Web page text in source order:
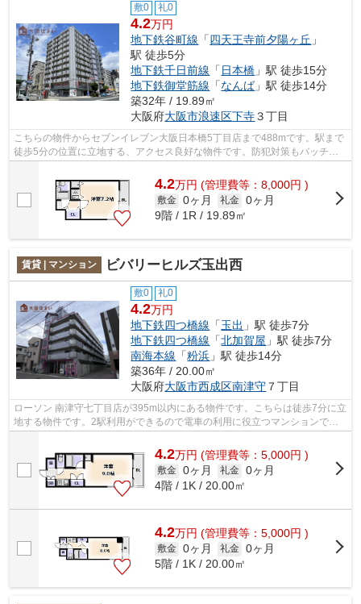
敷0 礼0
4.2万円
地下鉄谷町線 「四天王寺前夕陽ヶ丘 」
駅 徒歩5分
地下鉄千日前線 「 日本橋 」駅 徒歩15分
地下鉄御堂筋線 「なんば」駅 徒歩14分
築32年 / 19.89㎡
大阪府大阪市浪速区下寺３丁目
こちらの物件からセブンイレブン大阪日本橋5丁目店まで488mです。駅まで
徒歩5分の位置に立地する、アクセス良好な物件です。防犯対策もバッチリ
なマンションタイプの物件です。共用部...
4.2万円 (管理費等：8,000円 )
敷金 0ヶ月 礼金 0ヶ月
9階 / 1R / 19.89㎡
賃貸 | マンション ビバリーヒルズ玉出西
敷0 礼0
4.2万円
地下鉄四つ橋線 「玉出 」駅 徒歩7分
地下鉄四つ橋線 「北加賀屋 」駅 徒歩7分
南海本線 「粉浜 」駅 徒歩14分
築36年 / 20.00㎡
大阪府大阪市西成区南津守 ７丁目
ローソン 南津守七丁目店が395m以内にある物件です。こちらは徒歩7分に立
地する物件です。2駅利用ができるので電車の利用に役立つマンションで
す。共用部にはエレベータ・敷地内ごみ置...
4.2万円 (管理費等：5,000円 )
敷金 0ヶ月 礼金 0ヶ月
4階 / 1K / 20.00㎡
4.2万円 (管理費等：5,000円 )
敷金 0ヶ月 礼金 0ヶ月
5階 / 1K / 20.00㎡